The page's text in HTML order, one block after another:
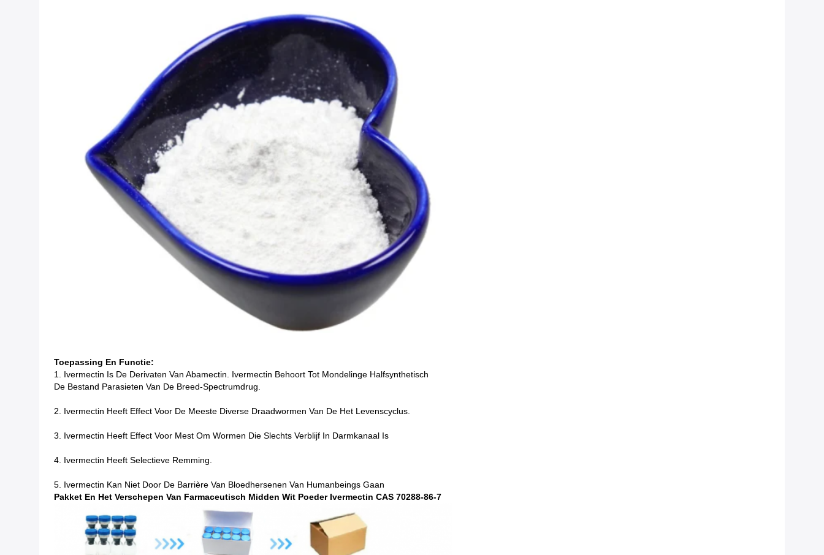
Toepassing En Functie:
1. Ivermectin Is De Derivaten Van Abamectin. Ivermectin Behoort Tot Mondelinge Halfsynthetisch
De Bestand Parasieten Van De Breed-Spectrumdrug.
2. Ivermectin Heeft Effect Voor De Meeste Diverse Draadwormen Van De Het Levenscyclus.
3. Ivermectin Heeft Effect Voor Mest Om Wormen Die Slechts Verblijf In Darmkanaal Is
4. Ivermectin Heeft Selectieve Remming.
5. Ivermectin Kan Niet Door De Barrière Van Bloedhersenen Van Humanbeings Gaan
Pakket En Het Verschepen Van Farmaceutisch Midden Wit Poeder Ivermectin CAS 70288-86-7